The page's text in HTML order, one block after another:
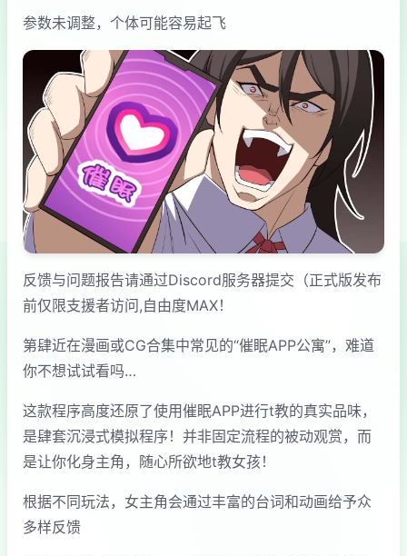
参数未调整，个体可能容易起飞
反馈与问题报告请通过Discord服务器提交（正式版发布
前仅限支援者访问,自由度MAX！
第肆近在漫画或CG合集中常见的“催眠APP公寓”，难道
你不想试试看吗…
这款程序高度还原了使用催眠APP进行t教的真实品味，
是肆套沉浸式模拟程序！并非固定流程的被动观赏，而
是让你化身主角，随心所欲地t教女孩！
根据不同玩法，女主角会通过丰富的台词和动画给予众
多样反馈